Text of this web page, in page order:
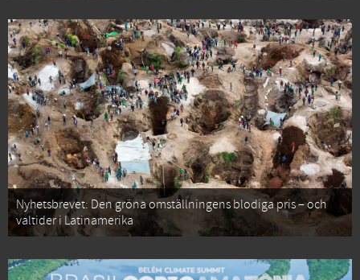
Nyhetsbrevet: Den gröna omställningens blodiga pris – och
valtider i Latinamerika